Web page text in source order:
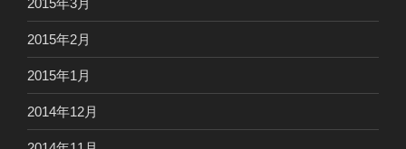
2015年2月
2015年1月
2014年12月